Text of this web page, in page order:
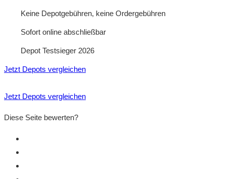
Keine Depotgebühren, keine Ordergebühren
Sofort online abschließbar
Depot Testsieger 2026
Jetzt Depots vergleichen
Jetzt Depots vergleichen
Diese Seite bewerten?